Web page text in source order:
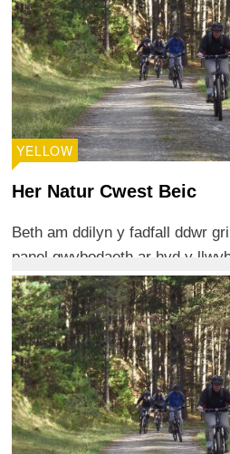
YELLOW
Her Natur Cwest Beic
Beth am ddilyn y fadfall ddwr
panel gwybodaeth ar hyd y